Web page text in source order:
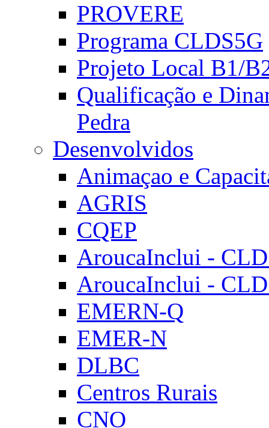
PROVERE
Programa CLDS5G
Projeto Local B1/
Qualificação e
Pedra
Desenvolvidos
Animaçao e
AGRIS
CQEP
AroucaInclui -
AroucaInclui -
EMERN-Q
EMER-N
DLBC
Centros Rurais
CNO